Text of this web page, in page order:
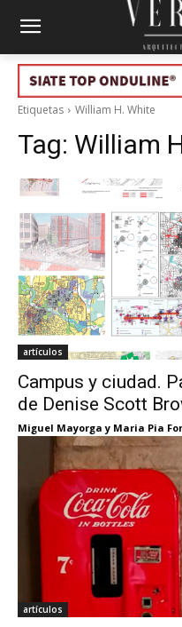
Etiquetas William H. White
Tag: William
artículos
Campus y ciudad.
de Denise Scott
Miguel Mayorga y Maria Pia
artículos